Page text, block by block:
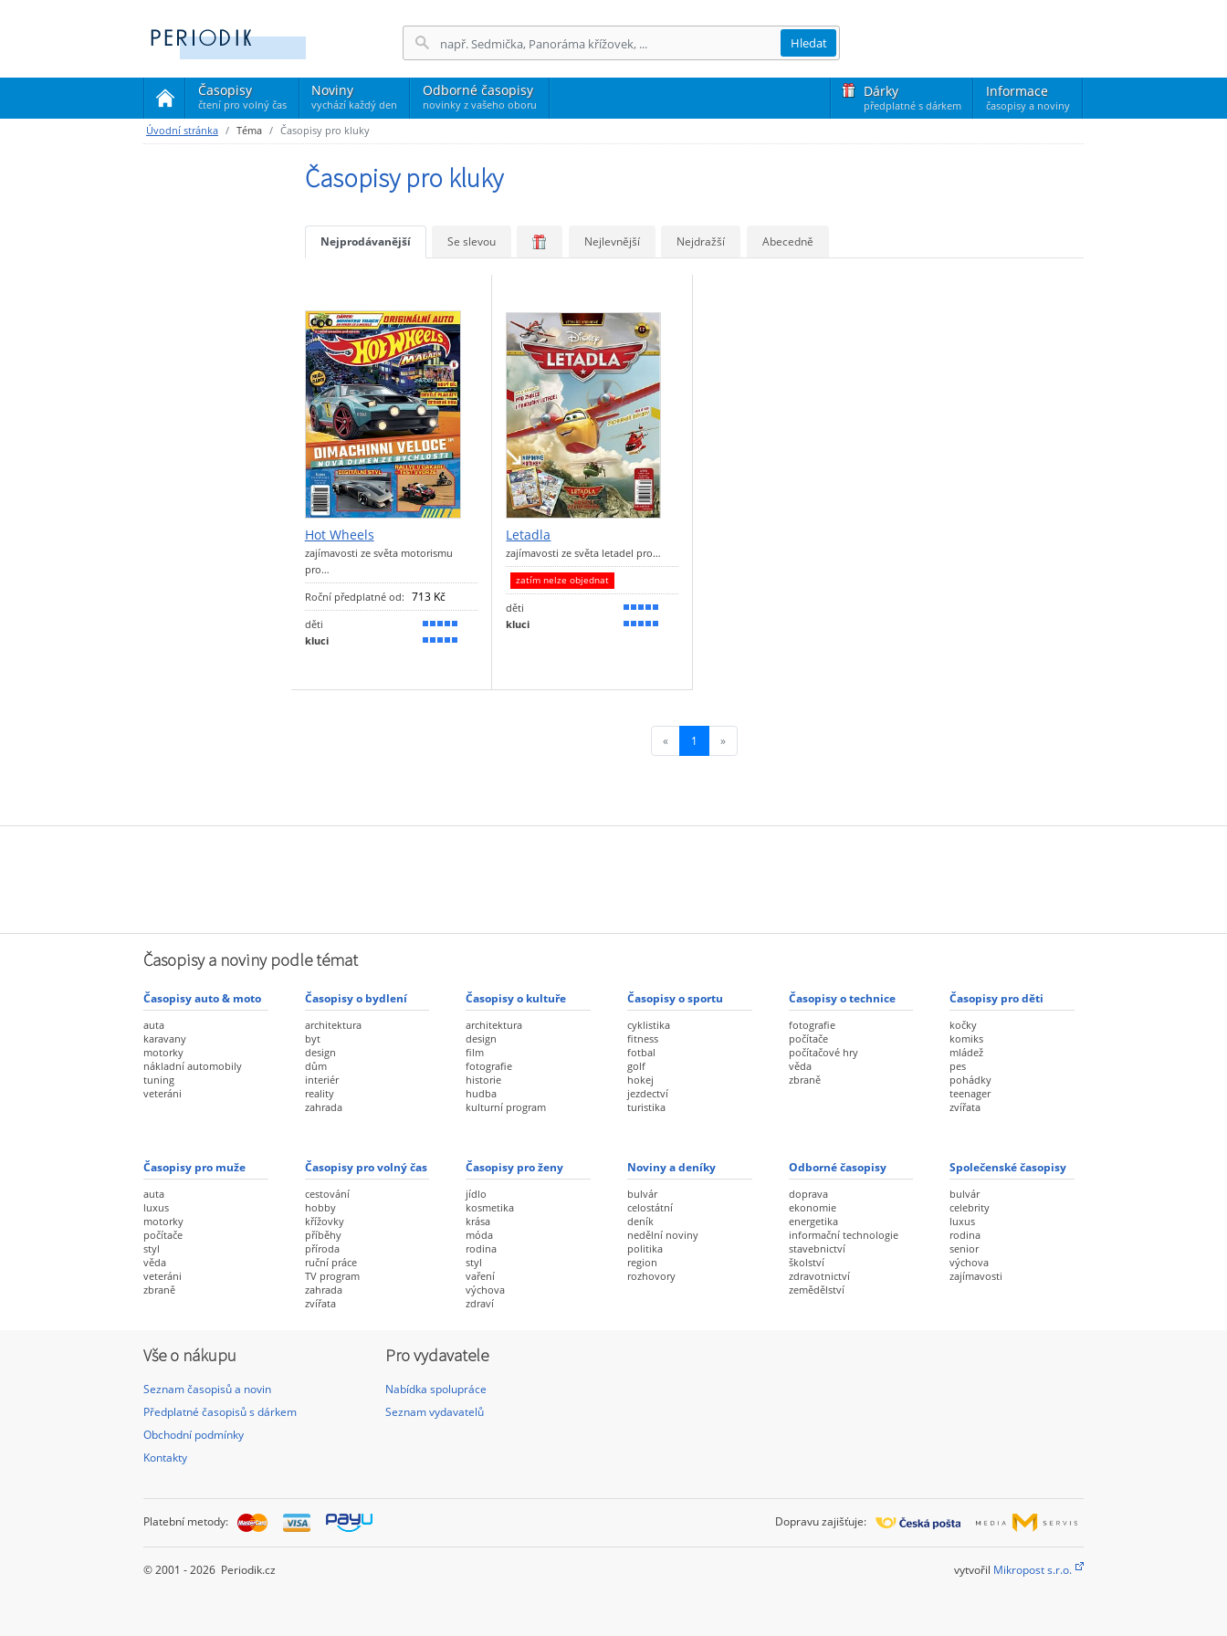
Časopisy
čtení pro volný čas
(current)
Noviny
vychází každý den
Odborné časopisy
novinky z vašeho oboru
Dárky
předplatné s dárkem
Informace
časopisy a noviny
Hledat
Úvodní stránka Téma Časopisy pro kluky
Časopisy pro kluky
Nejprodávanější Se slevou Nejlevnější Nejdražší Abecedně
Hot Wheels
zajímavosti ze světa motorismu
pro…
Roční předplatné od: 713 Kč
děti
100 %
kluci
100 %
Letadla
zajímavosti ze světa letadel pro…
zatím nelze objednat
děti
100 %
kluci
100 %
« 1 (current)
»
Časopisy a noviny podle témat
Časopisy auto & moto
auta
karavany
motorky
nákladní automobily
tuning
veteráni
Časopisy o bydlení
architektura
byt
design
dům
interiér
reality
zahrada
Časopisy o kultuře
architektura
design
film
fotografie
historie
hudba
kulturní program
Časopisy o sportu
cyklistika
fitness
fotbal
golf
hokej
jezdectví
turistika
Časopisy o technice
fotografie
počítače
počítačové hry
věda
zbraně
Časopisy pro děti
kočky
komiks
mládež
pes
pohádky
teenager
zvířata
Časopisy pro muže
auta
luxus
motorky
počítače
styl
věda
veteráni
zbraně
Časopisy pro volný čas
cestování
hobby
křížovky
příběhy
příroda
ruční práce
TV program
zahrada
zvířata
Časopisy pro ženy
jídlo
kosmetika
krása
móda
rodina
styl
vaření
výchova
zdraví
Noviny a deníky
bulvár
celostátní
deník
nedělní noviny
politika
region
rozhovory
Odborné časopisy
doprava
ekonomie
energetika
informační technologie
stavebnictví
školství
zdravotnictví
zemědělství
Společenské časopisy
bulvár
celebrity
luxus
rodina
senior
výchova
zajímavosti
Vše o nákupu
Seznam časopisů a novin
Předplatné časopisů s dárkem
Obchodní podmínky
Kontakty
Pro vydavatele
Nabídka spolupráce
Seznam vydavatelů
Platební metody: Dopravu zajišťuje:
© 2001 - 2026 Periodik.cz vytvořil Mikropost s.r.o.